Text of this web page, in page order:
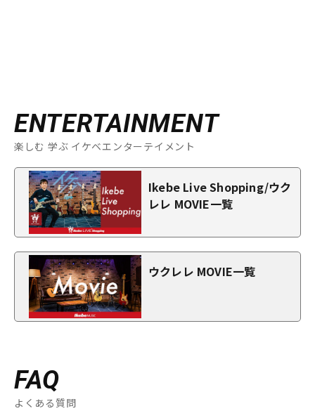
ENTERTAINMENT
楽しむ 学ぶ イケベエンターテイメント
Ikebe Live Shopping/ウク
レレ MOVIE一覧
ウクレレ MOVIE一覧
FAQ
よくある質問